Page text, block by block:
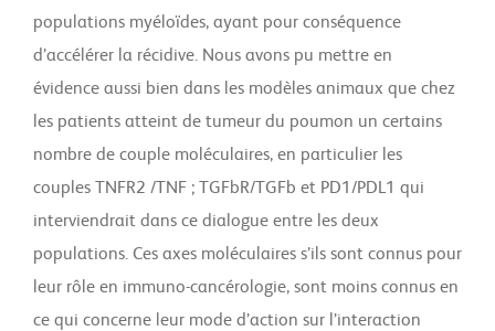
populations myéloïdes, ayant pour conséquence
d’accélérer la récidive. Nous avons pu mettre en
évidence aussi bien dans les modèles animaux que chez
les patients atteint de tumeur du poumon un certains
nombre de couple moléculaires, en particulier les
couples TNFR2 /TNF ; TGFbR/TGFb et PD1/PDL1 qui
interviendrait dans ce dialogue entre les deux
populations. Ces axes moléculaires s’ils sont connus pour
leur rôle en immuno-cancérologie, sont moins connus en
ce qui concerne leur mode d’action sur l’interaction